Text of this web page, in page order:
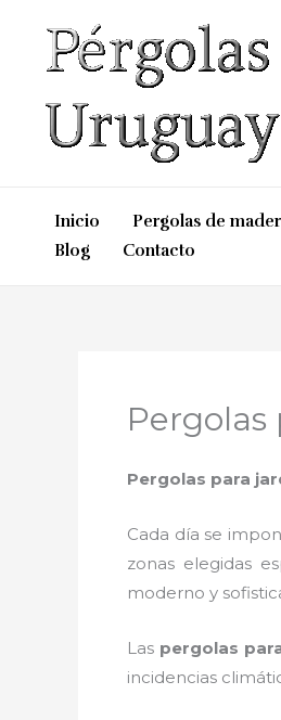
contenido
Inicio Pergolas de
Blog
Contacto
Pergolas para
Cada día se
zonas elegidas
moderno y
Las pergolas
incidencias